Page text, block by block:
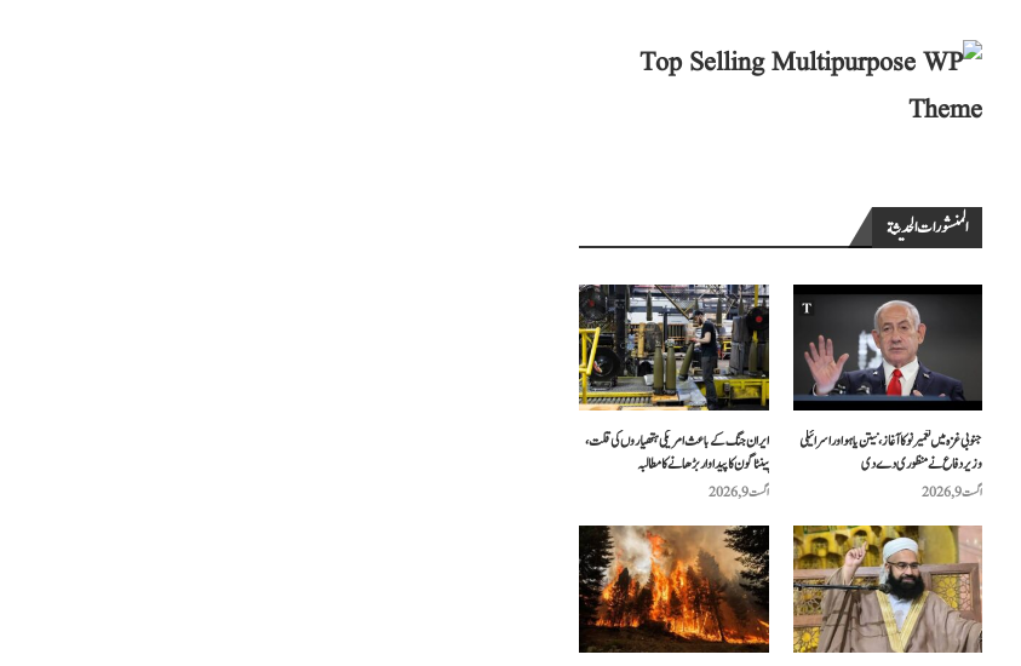
المنشورات الحديثة
ایران جنگ کے باعث امریکی ہتھیاروں کی قلت،
پینٹاگون کا پیداوار بڑھانے کا مطالبہ
اگست 9, 2026
جنوبی غزہ میں تعمیر نو کا آغاز، نیتن یاہو اور اسرائیلی
وزیر دفاع نے منظوری دے دی
اگست 9, 2026